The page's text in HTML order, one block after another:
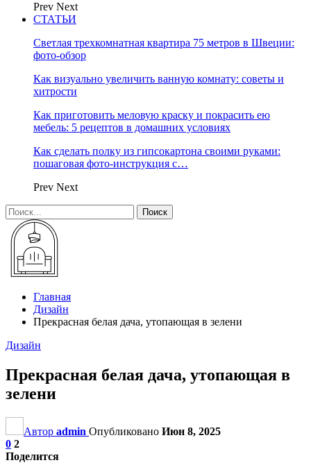
Prev Next
СТАТЬИ
Светлая трехкомнатная квартира 75 метров в Швеции:
фото-обзор
Как визуально увеличить ванную комнату: советы и
хитрости
Как приготовить меловую краску и покрасить ею
мебель: 5 рецептов в домашних условиях
Как сделать полку из гипсокартона своими руками:
пошаговая фото-инструкция с…
Prev Next
Главная
Дизайн
Прекрасная белая дача, утопающая в зелени
Дизайн
Прекрасная белая дача, утопающая в
зелени
Автор admin Опубликовано Июн 8, 2025
0 2
Поделится